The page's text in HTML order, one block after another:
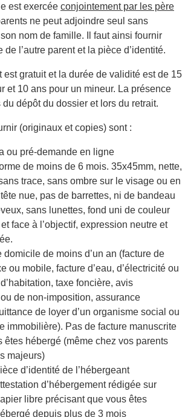
est exercée conjointement par les père
ne peut adjoindre seul sans
son nom de famille. Il faut ainsi fournir
de l’autre parent et la pièce d’identité.
est gratuit et la durée de validité est de 15
et 10 ans pour un mineur. La présence
dépôt du dossier et lors du retrait.
(originaux et copies) sont :
ou pré-demande en ligne
de moins de 6 mois. 35x45mm, nette,
trace, sans ombre sur le visage ou en
nue, pas de barrettes, ni de bandeau
sans lunettes, fond uni de couleur
face à l’objectif, expression neutre et
domicile de moins d’un an (facture de
ou mobile, facture d’eau, d’électricité ou
taxe foncière, avis
de non-imposition, assurance
de loyer d’un organisme social ou
immobilière). Pas de facture manuscrite
êtes hébergé (même chez vos parents
majeurs)
d’identité de l’hébergeant
d’hébergement rédigée sur
libre précisant que vous êtes
depuis plus de 3 mois